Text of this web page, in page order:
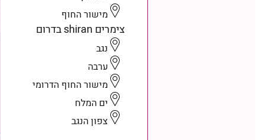
מישור החוף
צימרים shiran בדרום
נגב
ערבה
מישור החוף הדרומי
ים המלח
צפון הנגב